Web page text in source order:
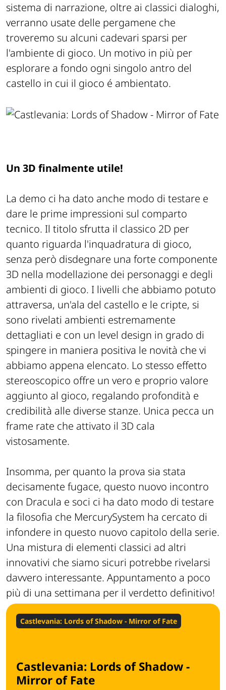
sistema di narrazione, oltre ai classici dialoghi,
verranno usate delle pergamene che
troveremo su alcuni cadevari sparsi per
l'ambiente di gioco. Un motivo in più per
esplorare a fondo ogni singolo antro del
castello in cui il gioco é ambientato.
Un 3D finalmente utile!
La demo ci ha dato anche modo di testare e
dare le prime impressioni sul comparto
tecnico. Il titolo sfrutta il classico 2D per
quanto riguarda l'inquadratura di gioco,
senza però disdegnare una forte componente
3D nella modellazione dei personaggi e degli
ambienti di gioco. I livelli che abbiamo potuto
attraversa, un'ala del castello e le cripte, si
sono rivelati ambienti estremamente
dettagliati e con un level design in grado di
spingere in maniera positiva le novità che vi
abbiamo appena elencato. Lo stesso effetto
stereoscopico offre un vero e proprio valore
aggiunto al gioco, regalando profondità e
credibilità alle diverse stanze. Unica pecca un
frame rate che attivato il 3D cala
vistosamente.
Insomma, per quanto la prova sia stata
decisamente fugace, questo nuovo incontro
con Dracula e soci ci ha dato modo di testare
la filosofia che MercurySystem ha cercato di
infondere in questo nuovo capitolo della serie.
Una mistura di elementi classici ad altri
innovativi che siamo sicuri potrebbe rivelarsi
davvero interessante. Appuntamento a poco
più di una settimana per il verdetto definitivo!
Castlevania: Lords of Shadow - Mirror of Fate
Castlevania: Lords of Shadow -
Mirror of Fate